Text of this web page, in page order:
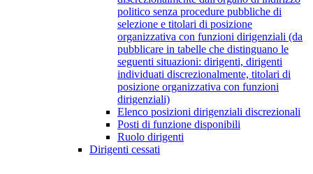
politico senza procedure pubbliche di
selezione e titolari di posizione
organizzativa con funzioni dirigenziali (da
pubblicare in tabelle che distinguano le
seguenti situazioni: dirigenti, dirigenti
individuati discrezionalmente, titolari di
posizione organizzativa con funzioni
dirigenziali)
Elenco posizioni dirigenziali discrezionali
Posti di funzione disponibili
Ruolo dirigenti
Dirigenti cessati